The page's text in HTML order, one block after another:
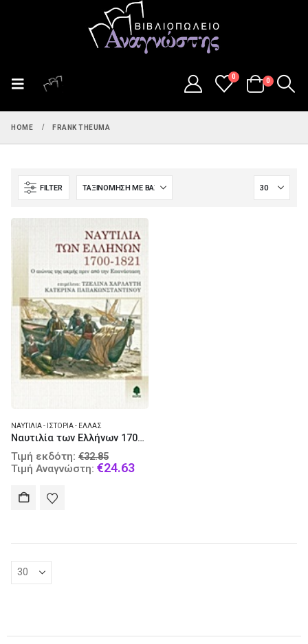
0
0
HOME FRANK THEUMA
FILTER
ΝΑΥΤΙΛΊΑ - ΙΣΤΟΡΊΑ - ΕΛΛΆΣ
Ναυτιλία των Ελλήνων 1700-1821
Τιμή εκδότη: €32.85
price
Τιμή Αναγνώστη: €24.63Current